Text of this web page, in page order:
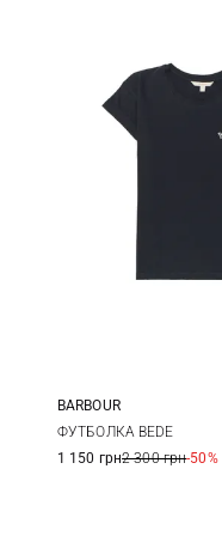
8 10
BARBOUR
ФУТБОЛКА BEDE
1 150 грн2 300 грн-50%